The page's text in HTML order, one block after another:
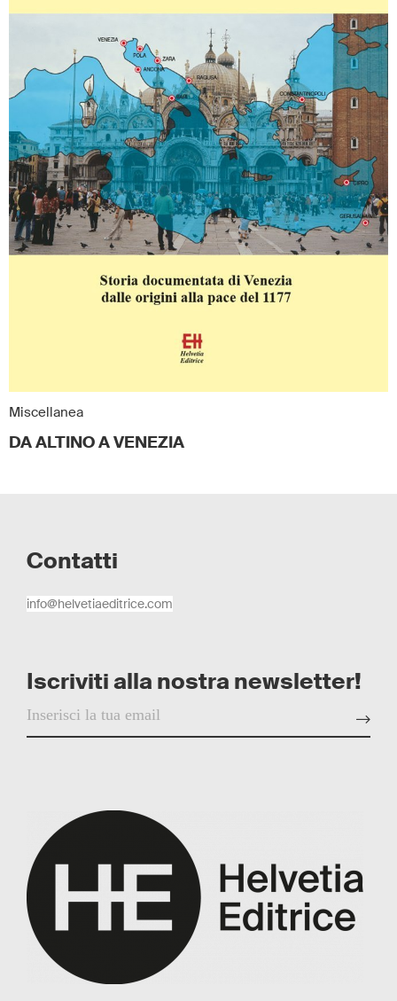
DA ALTINO A VENEZIA
Miscellanea
Contatti
info@helvetiaeditrice.com
Iscriviti alla nostra newsletter!